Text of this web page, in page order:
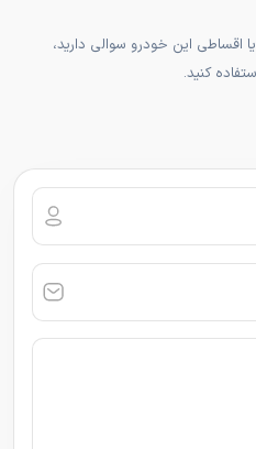
اقساطی این خودرو سوالی دارید،
کنید.